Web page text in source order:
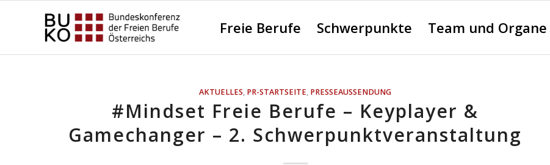
Freie Berufe Schwerpunkte Team und Organe
AKTUELLES, PR-STARTSEITE, PRESSEAUSSENDUNG
#Mindset Freie Berufe – Keyplayer &
Gamechanger – 2. Schwerpunktveranstaltung